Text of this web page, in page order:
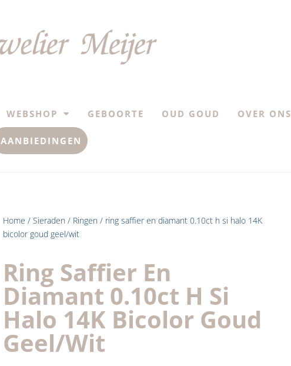
WEBSHOP GEBOORTE OUD GOUD OVER ONS
AANBIEDINGEN
Home / Sieraden / Ringen / ring saffier en diamant 0.10ct h si halo 14K
bicolor goud geel/wit
Ring Saffier En
Diamant 0.10ct H Si
Halo 14K Bicolor Goud
Geel/wit